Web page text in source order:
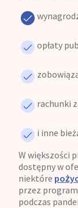
opłaty
rachunki
i inne
W większości
dostępny w
niektóre
przez
podczas